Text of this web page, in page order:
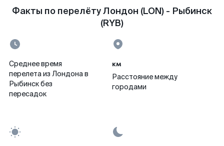
Факты по перелёту Лондон (LON) - Рыбинск
(RYB)
Среднее время
перелета из Лондона в
Рыбинск без
пересадок
км
Расстояние между
городами